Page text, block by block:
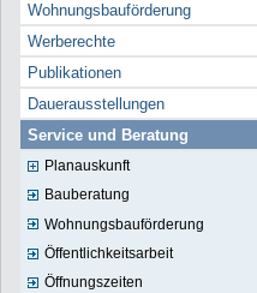
Wohnungsbauförderung
Werberechte
Publikationen
Dauerausstellungen
Service und Beratung
Planauskunft
Bauberatung
Wohnungsbauförderung
Öffentlichkeitsarbeit
Öffnungszeiten